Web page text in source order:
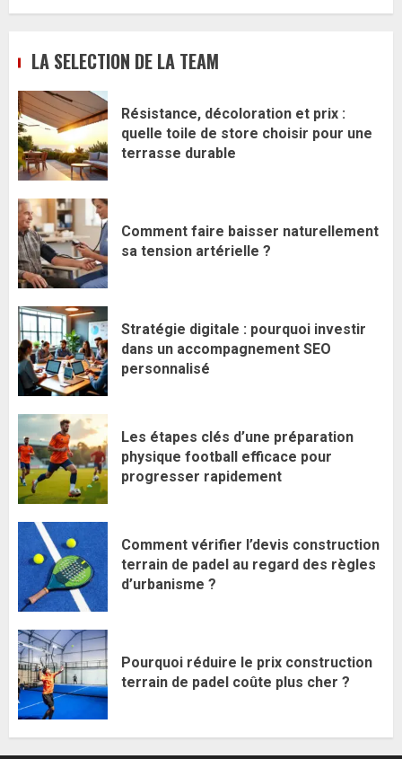
LA SELECTION DE LA TEAM
Résistance, décoloration et prix :
quelle toile de store choisir pour une
terrasse durable
Comment faire baisser naturellement
sa tension artérielle ?
Stratégie digitale : pourquoi investir
dans un accompagnement SEO
personnalisé
Les étapes clés d’une préparation
physique football efficace pour
progresser rapidement
Comment vérifier l’devis construction
terrain de padel au regard des règles
d’urbanisme ?
Pourquoi réduire le prix construction
terrain de padel coûte plus cher ?